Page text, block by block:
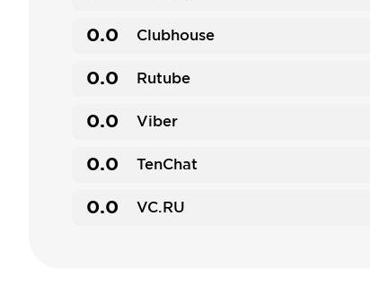
0.0 Clubhouse
0.0 Rutube
0.0 Viber
0.0 TenChat
0.0 VC.RU